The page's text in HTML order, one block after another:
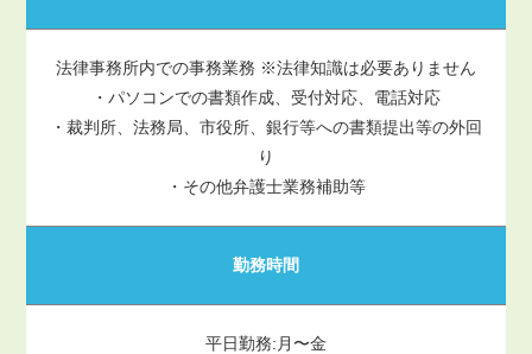
法律事務所内での事務業務 ※法律知識は必要ありません
・パソコンでの書類作成、受付対応、電話対応
・裁判所、法務局、市役所、銀行等への書類提出等の外回
り
・その他弁護士業務補助等
勤務時間
平日勤務:月〜金